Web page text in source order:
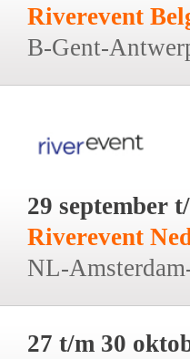
Riverevent
B-Gent-
29 september
Riverevent
NL-
27 t/m 30